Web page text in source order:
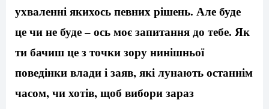
ухваленні якихось певних рішень. Але буде
це чи не буде – ось моє запитання до тебе. Як
ти бачиш це з точки зору нинішньої
поведінки влади і заяв, які лунають останнім
часом, чи хотів, щоб вибори зараз